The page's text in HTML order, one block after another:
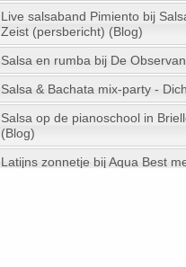
Live salsaband Pimiento bij
Zeist (persbericht) (Blog)
Salsa en rumba bij De
Salsa & Bachata mix-party -
Salsa op de pianoschool in
(Blog)
Latijns zonnetje bij Aqua Best